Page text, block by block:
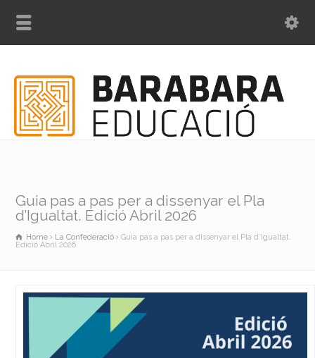
Guia pas a pas per a dissenyar el Pla
d’Igualtat. Edició Abril 2026
Home La Confederació
Guia pas a pas per a dissenyar el Pla d’Igualtat.
Edició Abril 2026